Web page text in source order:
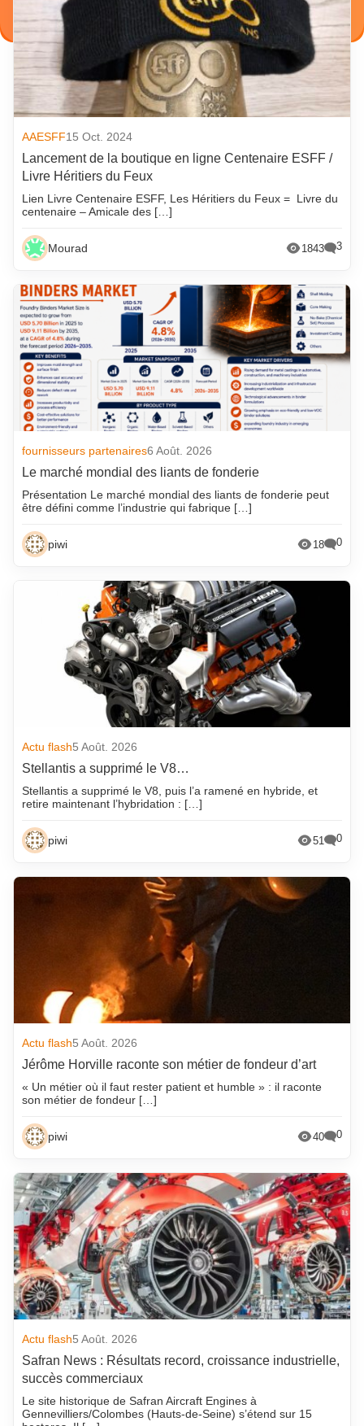
AAESFF15 Oct. 2024
Lancement de la boutique en ligne Centenaire ESFF /
Livre Héritiers du Feux
Lien Livre Centenaire ESFF, Les Héritiers du Feux = Livre du
centenaire – Amicale des […]
Mourad 1843 3
fournisseurs partenaires6 Août. 2026
Le marché mondial des liants de fonderie
Présentation Le marché mondial des liants de fonderie peut
être défini comme l’industrie qui fabrique […]
piwi 18 0
Actu flash5 Août. 2026
Stellantis a supprimé le V8…
Stellantis a supprimé le V8, puis l’a ramené en hybride, et
retire maintenant l’hybridation : […]
piwi 51 0
Actu flash5 Août. 2026
Jérôme Horville raconte son métier de fondeur d’art
« Un métier où il faut rester patient et humble » : il raconte
son métier de fondeur […]
piwi 40 0
Actu flash5 Août. 2026
Safran News : Résultats record, croissance industrielle,
succès commerciaux
Le site historique de Safran Aircraft Engines à
Gennevilliers/Colombes (Hauts-de-Seine) s’étend sur 15